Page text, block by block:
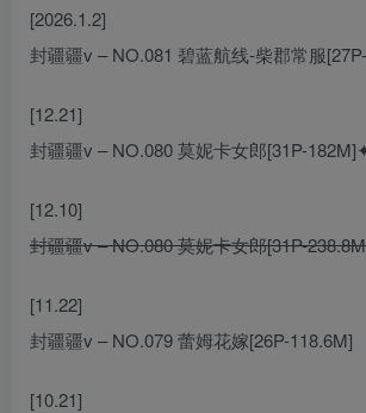
[2026.1.2]
封疆疆v – NO.081 碧蓝航线-柴郡常服
[12.21]
封疆疆v – NO.080 莫妮卡女郎[31P-
[12.10]
封疆疆v – NO.080 莫妮卡女郎[31P-
[11.22]
封疆疆v – NO.079 蕾姆花嫁[26P-118.6M]
[10.21]